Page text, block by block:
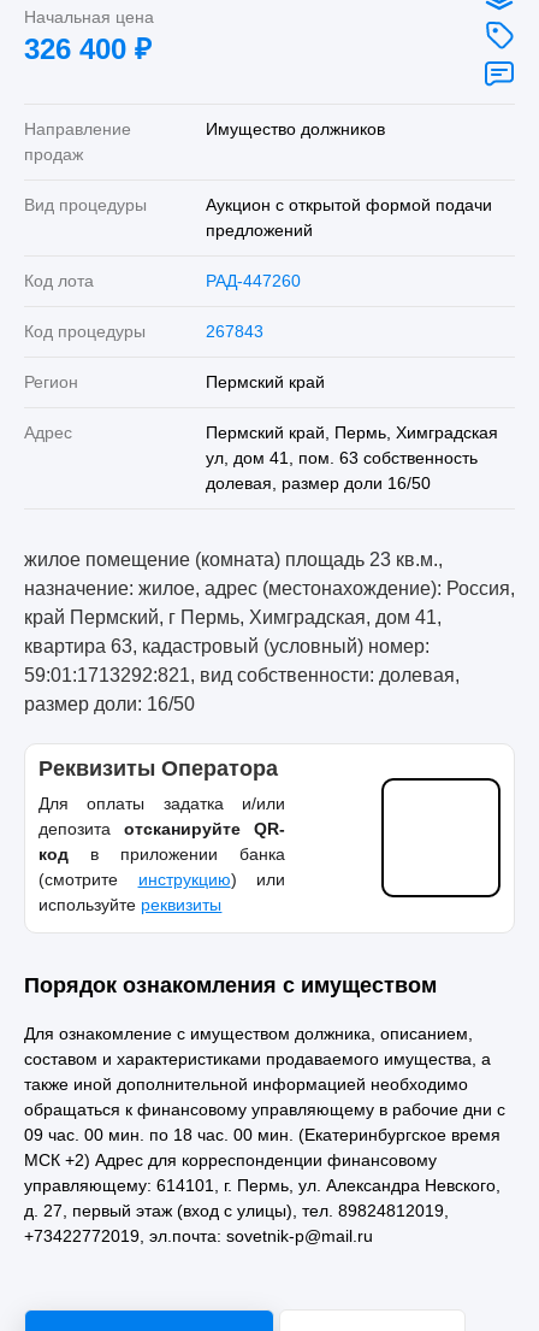
Начальная цена
326 400 ₽
Направление
продаж
Имущество должников
Вид процедуры
Аукцион с открытой формой подачи
предложений
Код лота РАД-447260
Код процедуры 267843
Регион Пермский край
Адрес
Пермский край, Пермь, Химградская
ул, дом 41, пом. 63 собственность
долевая, размер доли 16/50
жилое помещение (комната) площадь 23 кв.м.,
назначение: жилое, адрес (местонахождение): Россия,
край Пермский, г Пермь, Химградская, дом 41,
квартира 63, кадастровый (условный) номер:
59:01:1713292:821, вид собственности: долевая,
размер доли: 16/50
Реквизиты Оператора
Для оплаты задатка и/или
депозита отсканируйте QR-
код в приложении банка
(смотрите инструкцию) или
используйте реквизиты
Порядок ознакомления с имуществом
Для ознакомление с имуществом должника, описанием,
составом и характеристиками продаваемого имущества, а
также иной дополнительной информацией необходимо
обращаться к финансовому управляющему в рабочие дни с
09 час. 00 мин. по 18 час. 00 мин. (Екатеринбургское время
МСК +2) Адрес для корреспонденции финансовому
управляющему: 614101, г. Пермь, ул. Александра Невского,
д. 27, первый этаж (вход с улицы), тел. 89824812019,
+73422772019, эл.почта: sovetnik-p@mail.ru